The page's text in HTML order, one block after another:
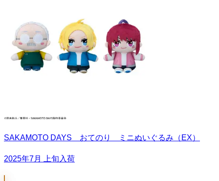
SAKAMOTO DAYS おてのり ミニぬいぐるみ（EX）
2025年7月 上旬入荷